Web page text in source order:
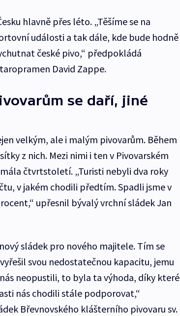
hlavně přes léto. „Těšíme se na
události a tak dále, kde bude hodně
české pivo,“ předpokládá
David Zappe.
se daří, jiné
velkým, ale i malým pivovarům. Během
z nich. Mezi nimi i ten v Pivovarském
čtvrtstoletí. „Turisti nebyli dva roky
v jakém chodili předtím. Spadli jsme v
upřesnil bývalý vrchní sládek Jan
sládek pro nového majitele. Tím se
svou nedostatečnou kapacitu, jemu
neopustili, to byla ta výhoda, díky které
nás chodili stále podporovat,“
Břevnovského klášterního pivovaru sv.